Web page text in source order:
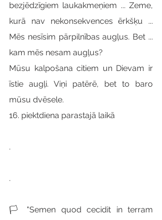
bezjēdzīgiem laukakmeņiem ... Zeme,
kurā nav nekonsekvences ērkšķu ...
Mēs nesīsim pārpilnības augļus. Bet ...
kam mēs nesam augļus?
Mūsu kalpošana citiem un Dievam ir
īstie augļi. Viņi patērē, bet to baro
mūsu dvēsele.
16. piektdiena parastajā laikā
.
.
🏳 "Semen quod cecidit in terram